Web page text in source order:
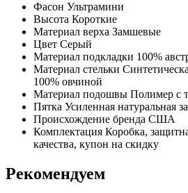
Фасон Ультрамини
Высота Короткие
Материал верха Замшевые
Цвет Серый
Материал подкладки 100%
Материал стельки
100% овчиной
Материал подошвы Полимер с
Пятка Усиленная натуральная
Происхождение бренда США
Комплектация Коробка,
качества, купон на скидку
Рекомендуем